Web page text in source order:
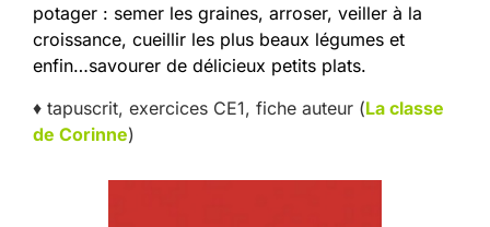
potager : semer les graines, arroser, veiller à la
croissance, cueillir les plus beaux légumes et
enfin…savourer de délicieux petits plats.
♦ tapuscrit, exercices CE1, fiche auteur (La classe
de Corinne)